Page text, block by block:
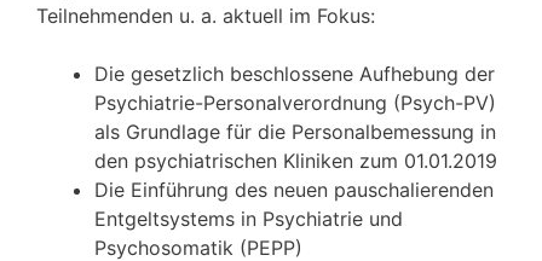
Teilnehmenden u. a. aktuell im Fokus:
Die gesetzlich beschlossene Aufhebung der
Psychiatrie-Personalverordnung (Psych-PV)
als Grundlage für die Personalbemessung in
den psychiatrischen Kliniken zum 01.01.2019
Die Einführung des neuen pauschalierenden
Entgeltsystems in Psychiatrie und
Psychosomatik (PEPP)